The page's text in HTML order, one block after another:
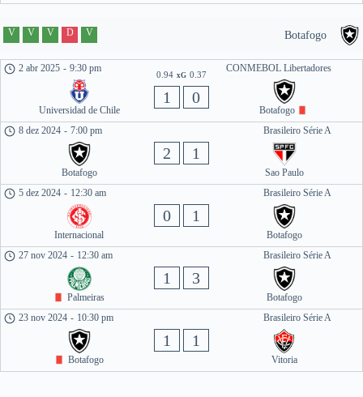
Botafogo
V V V D V
CONMEBOL Libertadores
2 abr 2025 - 9:30 pm
Universidad de Chile
0.94 xG 0.37
1 0
Botafogo
Brasileiro Série A
8 dez 2024 - 7:00 pm
Botafogo
2 1
Sao Paulo
Brasileiro Série A
5 dez 2024 - 12:30 am
Internacional
0 1
Botafogo
Brasileiro Série A
27 nov 2024 - 12:30 am
Palmeiras
1 3
Botafogo
Brasileiro Série A
23 nov 2024 - 10:30 pm
Botafogo
1 1
Vitoria